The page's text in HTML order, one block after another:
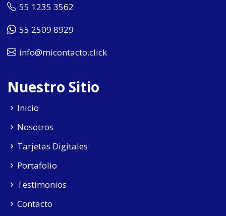
55 1235 3562
55 2509 8929
info@micontacto.click
Nuestro Sitio
Inicio
Nosotros
Tarjetas Digitales
Portafolio
Testimonios
Contacto